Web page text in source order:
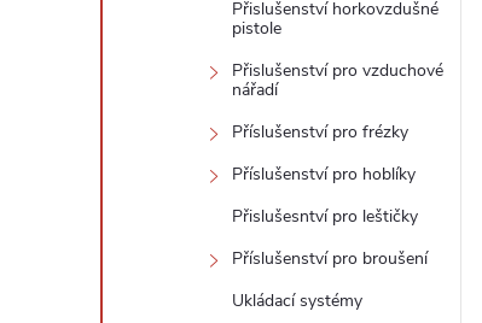
Přislušenství horkovzdušné
pistole
Přislušenství pro vzduchové
nářadí
Příslušenství pro frézky
Příslušenství pro hoblíky
Přislušesntví pro leštičky
Příslušenství pro broušení
Ukládací systémy